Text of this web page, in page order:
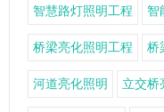
智慧路灯照明工程 智
桥梁亮化照明工程 桥
河道亮化照明 立交桥